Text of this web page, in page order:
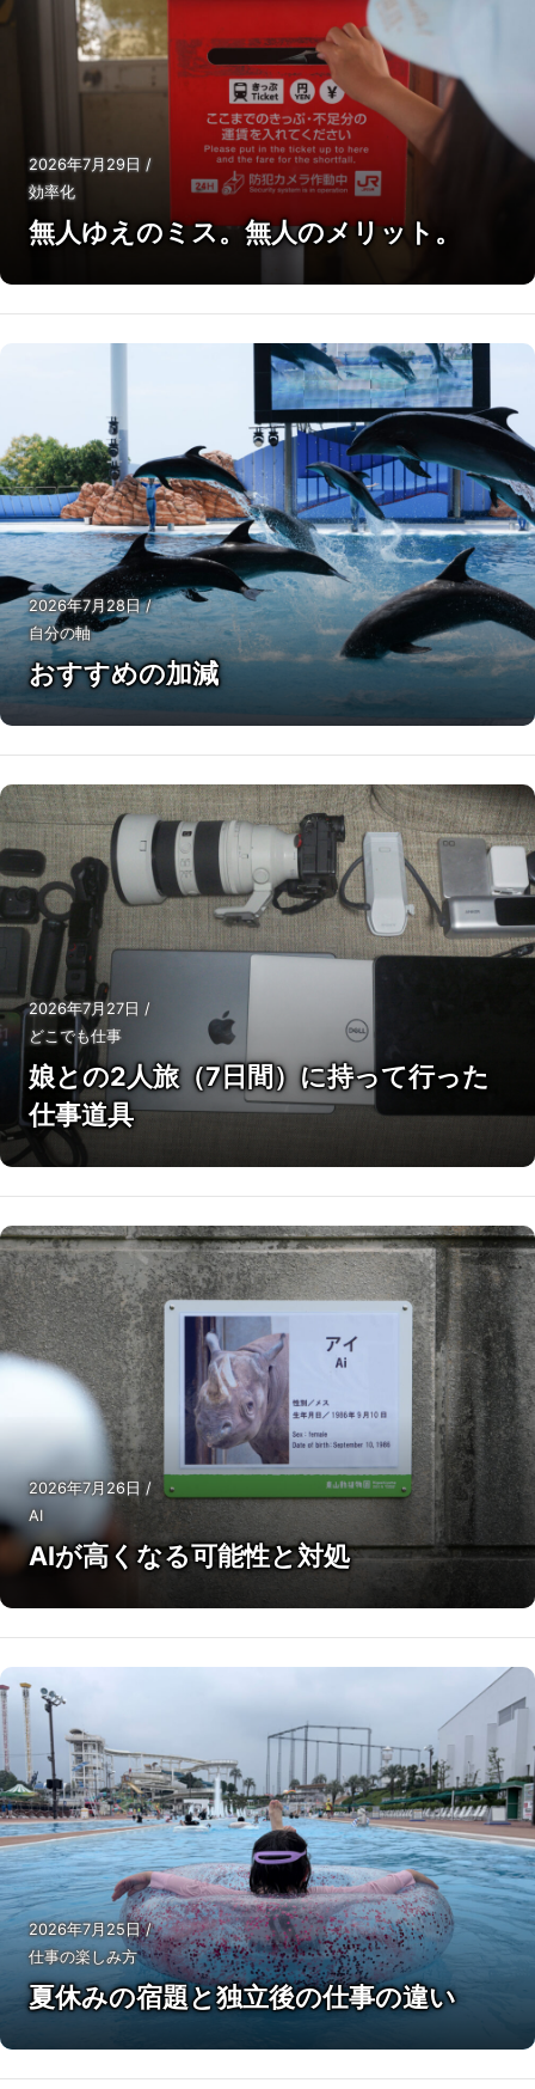
2026年7月29日 /
効率化
無人ゆえのミス。無人のメリット。
2026年7月28日/
自分の軸
おすすめの加減
2026年7月27日 /
どこでも仕事
娘との2人旅（7日間）に持って行った
仕事道具
2026年7月26日 /
AI
AIが高くなる可能性と対処
2026年7月25日/
仕事の楽しみ方
夏休みの宿題と独立後の仕事の違い